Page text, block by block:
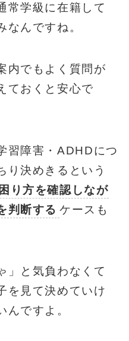
常学級に在籍して
なんですね。
内でもよく質問が
ておくと安心で
習障害・ADHDにつ
り決めきるという
り方を確認しなが
判断する ケースも
」と気負わなくて
を見て決めていけ
んですよ。